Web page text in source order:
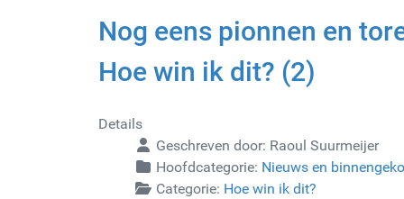
Nog eens pionnen en
Hoe win ik dit? (2)
Details
Geschreven door: Raoul Suurmeijer
Hoofdcategorie: Nieuws en
Categorie: Hoe win ik dit?